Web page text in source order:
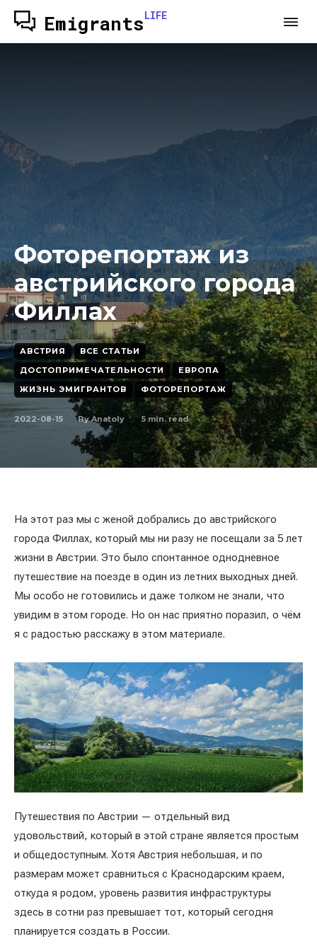
EmigrantsLIFE
Фоторепортаж из
австрийского города
Филлах
АВСТРИЯ
ВСЕ СТАТЬИ
ДОСТОПРИМЕЧАТЕЛЬНОСТИ
ЕВРОПА
ЖИЗНЬ ЭМИГРАНТОВ
ФОТОРЕПОРТАЖ
2022-08-15 By Anatoly 5 min. read
На этот раз мы с женой добрались до австрийского
города Филлах, который мы ни разу не посещали за 5 лет
жизни в Австрии. Это было спонтанное однодневное
путешествие на поезде в один из летних выходных дней.
Мы особо не готовились и даже толком не знали, что
увидим в этом городе. Но он нас приятно поразил, о чём
я с радостью расскажу в этом материале.
Путешествия по Австрии — отдельный вид
удовольствий, который в этой стране является простым
и общедоступным. Хотя Австрия небольшая, и по
размерам может сравниться с Краснодарским краем,
откуда я родом, уровень развития инфраструктуры
здесь в сотни раз превышает тот, который сегодня
планируется создать в России.